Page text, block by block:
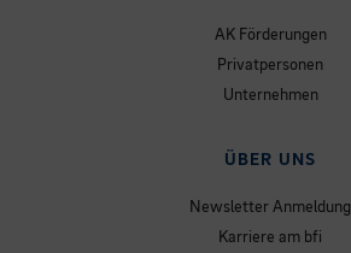
AK Förderungen
Privatpersonen
Unternehmen
ÜBER UNS
Newsletter Anmeldung
Karriere am bfi